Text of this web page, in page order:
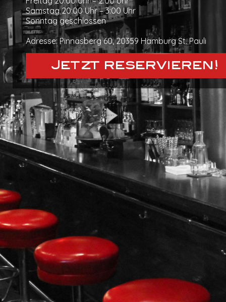
Die
Bar
⟩
Öffnungszeiten
⟩
Auszeichnungen
Barkarte
⟩
Mixkurse
⟩
Galerie
Samstag 20:00 Uhr – 3:00 Uhr
Sonntag geschlossen
Adresse: Pinnasberg 60, 20359 Hamburg St. Pauli